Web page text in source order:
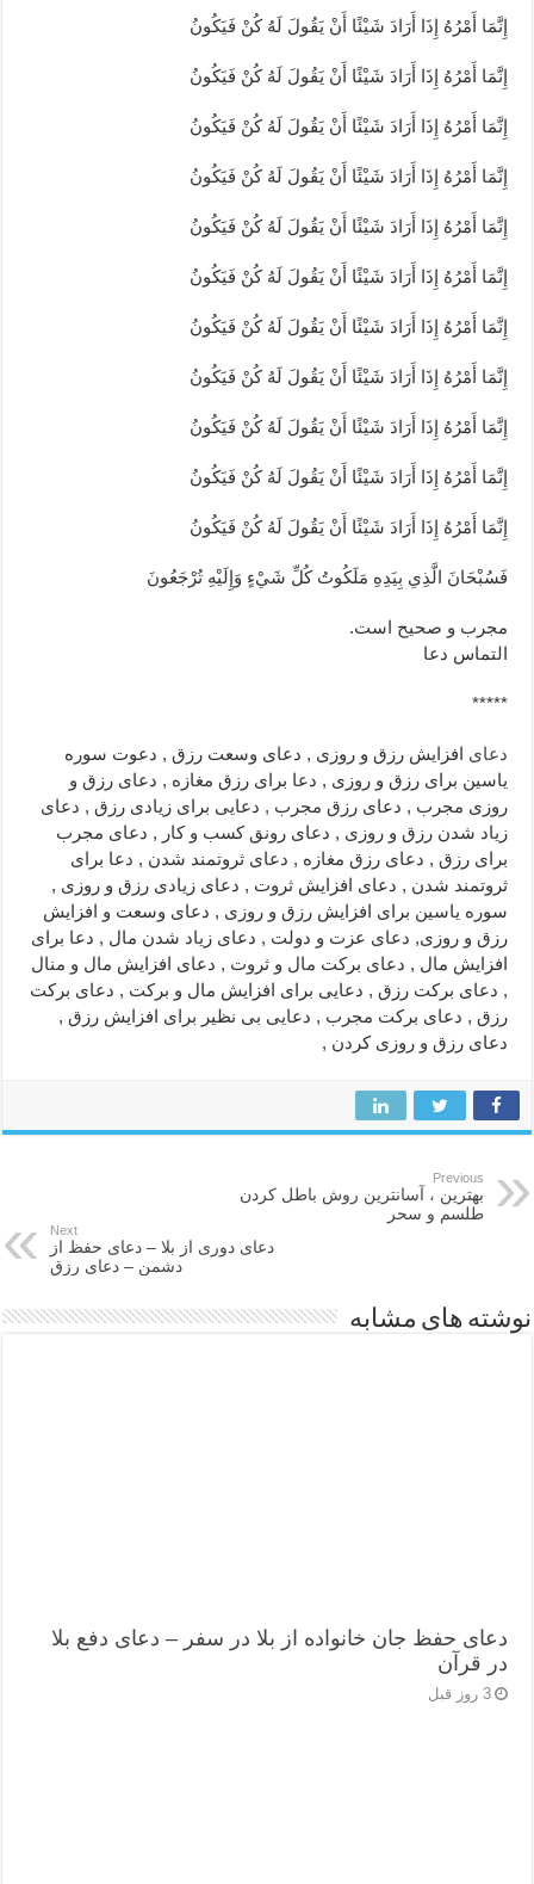
إِنَّمَا أَمْرُهُ إِذَا أَرَادَ شَيْئًا أَنْ يَقُولَ لَهُ كُنْ فَيَكُونُ
إِنَّمَا أَمْرُهُ إِذَا أَرَادَ شَيْئًا أَنْ يَقُولَ لَهُ كُنْ فَيَكُونُ
إِنَّمَا أَمْرُهُ إِذَا أَرَادَ شَيْئًا أَنْ يَقُولَ لَهُ كُنْ فَيَكُونُ
إِنَّمَا أَمْرُهُ إِذَا أَرَادَ شَيْئًا أَنْ يَقُولَ لَهُ كُنْ فَيَكُونُ
إِنَّمَا أَمْرُهُ إِذَا أَرَادَ شَيْئًا أَنْ يَقُولَ لَهُ كُنْ فَيَكُونُ
إِنَّمَا أَمْرُهُ إِذَا أَرَادَ شَيْئًا أَنْ يَقُولَ لَهُ كُنْ فَيَكُونُ
إِنَّمَا أَمْرُهُ إِذَا أَرَادَ شَيْئًا أَنْ يَقُولَ لَهُ كُنْ فَيَكُونُ
إِنَّمَا أَمْرُهُ إِذَا أَرَادَ شَيْئًا أَنْ يَقُولَ لَهُ كُنْ فَيَكُونُ
إِنَّمَا أَمْرُهُ إِذَا أَرَادَ شَيْئًا أَنْ يَقُولَ لَهُ كُنْ فَيَكُونُ
إِنَّمَا أَمْرُهُ إِذَا أَرَادَ شَيْئًا أَنْ يَقُولَ لَهُ كُنْ فَيَكُونُ
إِنَّمَا أَمْرُهُ إِذَا أَرَادَ شَيْئًا أَنْ يَقُولَ لَهُ كُنْ فَيَكُونُ
فَسُبْحَانَ الَّذِي بِيَدِهِ مَلَكُوتُ كُلِّ شَيْءٍ وَإِلَيْهِ تُرْجَعُونَ
مجرب و صحیح است.
التماس دعا
*****
دعای افزایش رزق و روزی , دعای وسعت رزق , دعوت سوره
یاسین برای رزق و روزی , دعا برای رزق مغازه , دعای رزق و
روزی مجرب , دعای رزق مجرب , دعایی برای زیادی رزق , دعای
زیاد شدن رزق و روزی , دعای رونق کسب و کار , دعای مجرب
برای رزق , دعای رزق مغازه , دعای ثروتمند شدن , دعا برای
ثروتمند شدن , دعای افزایش ثروت , دعای زیادی رزق و روزی ,
سوره یاسین برای افزایش رزق و روزی , دعای وسعت و افزایش
رزق و روزی, دعای عزت و دولت , دعای زیاد شدن مال , دعا برای
افزایش مال , دعای برکت مال و ثروت , دعای افزایش مال و منال
, دعای برکت رزق , دعایی برای افزایش مال و برکت , دعای برکت
رزق , دعای برکت مجرب , دعایی بی نظیر برای افزایش رزق ,
دعای رزق و روزی کردن ,
Previous
بهترین ، آسانترین روش باطل کردن
طلسم و سحر
Next
دعای دوری از بلا – دعای حفظ از
دشمن – دعای رزق
نوشته های مشابه
دعای حفظ جان خانواده از بلا در سفر – دعای دفع بلا
در قرآن
3 روز قبل